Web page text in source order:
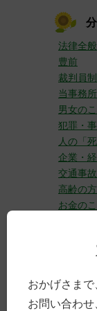
法律全般
豊前
裁判員
当事務所
男女の
犯罪・
人の「
企業・
交通事故
高齢の
お金の
おかげさまで
お問い合わ